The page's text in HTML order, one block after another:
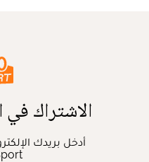
الاشتراك في
أدخل بريدك